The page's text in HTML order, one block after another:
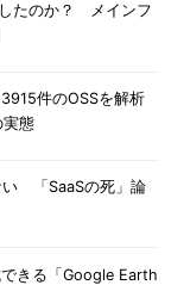
たのか？ メインフ
件のOSSを解析
実態
い 「SaaSの死」論
きる「Google Earth